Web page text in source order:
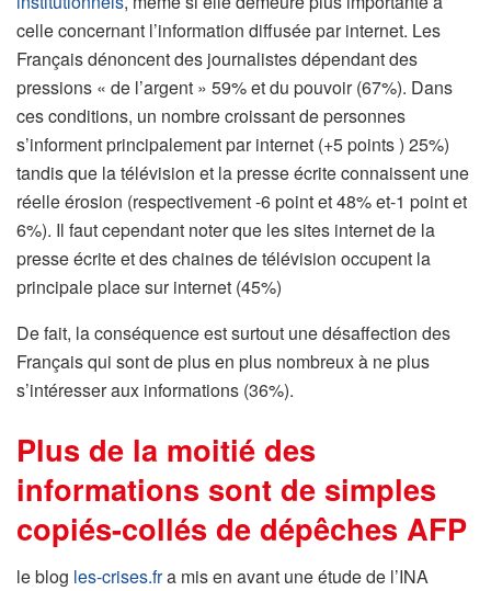
celle concernant l’information diffusée par internet. Les
Français dénoncent des journalistes dépendant des
pressions « de l’argent » 59% et du pouvoir (67%). Dans
ces conditions, un nombre croissant de personnes
s’informent principalement par internet (+5 points ) 25%)
tandis que la télévision et la presse écrite connaissent une
réelle érosion (respectivement -6 point et 48% et-1 point et
6%). Il faut cependant noter que les sites internet de la
presse écrite et des chaines de télévision occupent la
principale place sur internet (45%)
De fait, la conséquence est surtout une désaffection des
Français qui sont de plus en plus nombreux à ne plus
s’intéresser aux informations (36%).
Plus de la moitié des
informations sont de simples
copiés-collés de dépêches AFP
le blog les-crises.fra mis en avant une étude de l’INA